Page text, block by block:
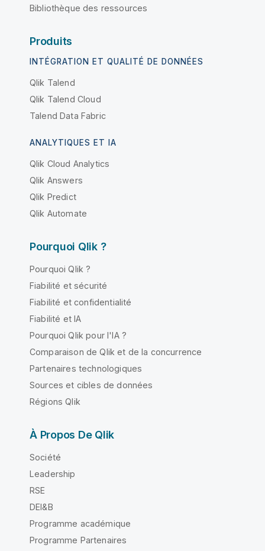
Bibliothèque des ressources
Produits
INTÉGRATION ET QUALITÉ DE DONNÉES
Qlik Talend
Qlik Talend Cloud
Talend Data Fabric
ANALYTIQUES ET IA
Qlik Cloud Analytics
Qlik Answers
Qlik Predict
Qlik Automate
Pourquoi Qlik ?
Pourquoi Qlik ?
Fiabilité et sécurité
Fiabilité et confidentialité
Fiabilité et IA
Pourquoi Qlik pour l'IA ?
Comparaison de Qlik et de la concurrence
Partenaires technologiques
Sources et cibles de données
Régions Qlik
À Propos De Qlik
Société
Leadership
RSE
DEI&B
Programme académique
Programme Partenaires